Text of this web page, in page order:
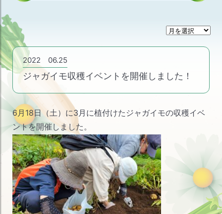
月
ア
イ
2022 06.25
ジャガイモ収穫イベントを開催しました！
6月18日（土）に3月に植付けたジャガイモの収穫イベ
ントを開催しました。